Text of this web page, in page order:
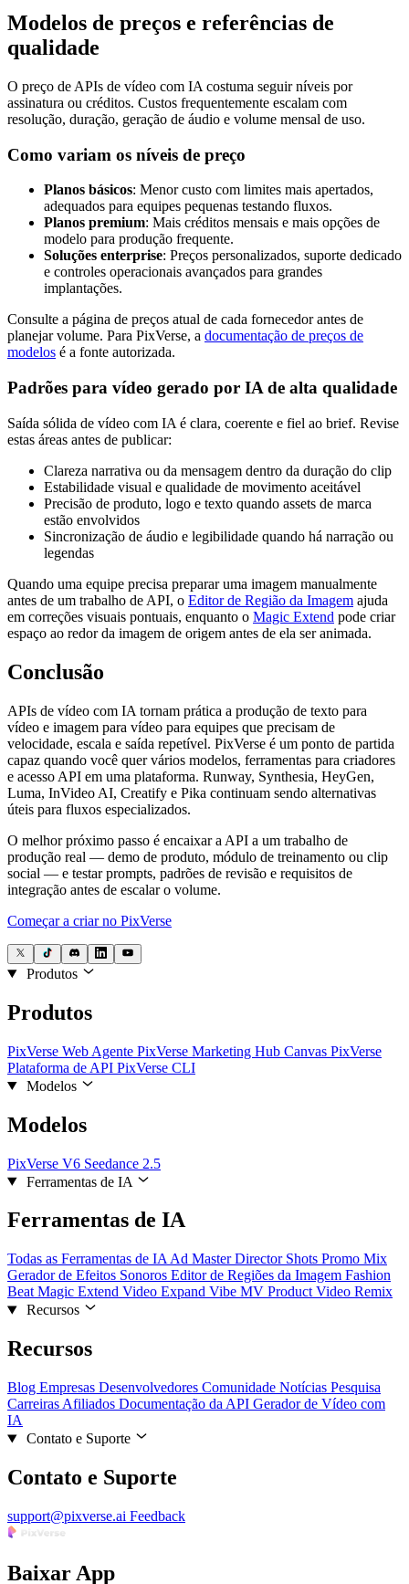
Modelos de preços e referências de
qualidade
O preço de APIs de vídeo com IA costuma seguir níveis por
assinatura ou créditos. Custos frequentemente escalam com
resolução, duração, geração de áudio e volume mensal de uso.
Como variam os níveis de preço
Planos básicos: Menor custo com limites mais apertados,
adequados para equipes pequenas testando fluxos.
Planos premium: Mais créditos mensais e mais opções de
modelo para produção frequente.
Soluções enterprise: Preços personalizados, suporte dedicado
e controles operacionais avançados para grandes
implantações.
Consulte a página de preços atual de cada fornecedor antes de
planejar volume. Para PixVerse, a documentação de preços de
modelos é a fonte autorizada.
Padrões para vídeo gerado por IA de alta qualidade
Saída sólida de vídeo com IA é clara, coerente e fiel ao brief. Revise
estas áreas antes de publicar:
Clareza narrativa ou da mensagem dentro da duração do clip
Estabilidade visual e qualidade de movimento aceitável
Precisão de produto, logo e texto quando assets de marca
estão envolvidos
Sincronização de áudio e legibilidade quando há narração ou
legendas
Quando uma equipe precisa preparar uma imagem manualmente
antes de um trabalho de API, o Editor de Região da Imagem ajuda
em correções visuais pontuais, enquanto o Magic Extend pode criar
espaço ao redor da imagem de origem antes de ela ser animada.
Conclusão
APIs de vídeo com IA tornam prática a produção de texto para
vídeo e imagem para vídeo para equipes que precisam de
velocidade, escala e saída repetível. PixVerse é um ponto de partida
capaz quando você quer vários modelos, ferramentas para criadores
e acesso API em uma plataforma. Runway, Synthesia, HeyGen,
Luma, InVideo AI, Creatify e Pika continuam sendo alternativas
úteis para fluxos especializados.
O melhor próximo passo é encaixar a API a um trabalho de
produção real — demo de produto, módulo de treinamento ou clip
social — e testar prompts, padrões de revisão e requisitos de
integração antes de escalar o volume.
Começar a criar no PixVerse
Produtos
Produtos
PixVerse Web Agente PixVerse Marketing Hub Canvas PixVerse
Plataforma de API PixVerse CLI
Modelos
Modelos
PixVerse V6 Seedance 2.5
Ferramentas de IA
Ferramentas de IA
Todas as Ferramentas de IA Ad MasterDirector Shots Promo Mix
Gerador de Efeitos Sonoros Editor de Regiões da Imagem Fashion
Beat Magic Extend Video Expand Vibe MV Product Video Remix
Recursos
Recursos
Blog Empresas Desenvolvedores Comunidade Notícias Pesquisa
Carreiras Afiliados Documentação da API Gerador de Vídeo com
IA
Contato e Suporte
Contato e Suporte
support@pixverse.ai Feedback
Baixar App